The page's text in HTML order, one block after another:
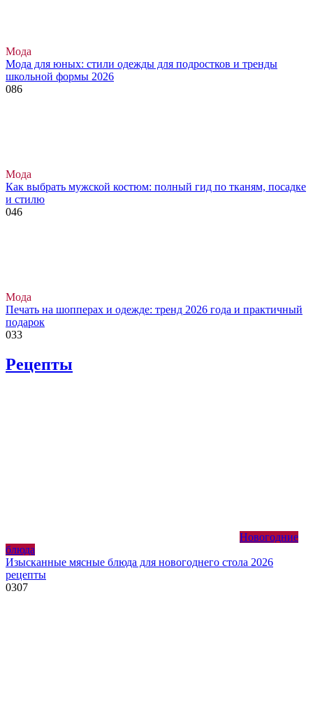
Мода
Мода для юных: стили одежды для подростков и тренды
школьной формы 2026
086
Мода
Как выбрать мужской костюм: полный гид по тканям, посадке
и стилю
046
Мода
Печать на шопперах и одежде: тренд 2026 года и практичный
подарок
033
Рецепты
Новогодние
блюда
Изысканные мясные блюда для новогоднего стола 2026
рецепты
0307